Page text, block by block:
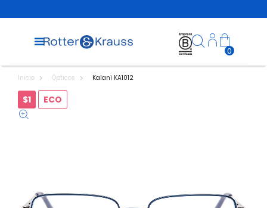
0
Inicio Ópticos Kalani KA1012
$1 ECO